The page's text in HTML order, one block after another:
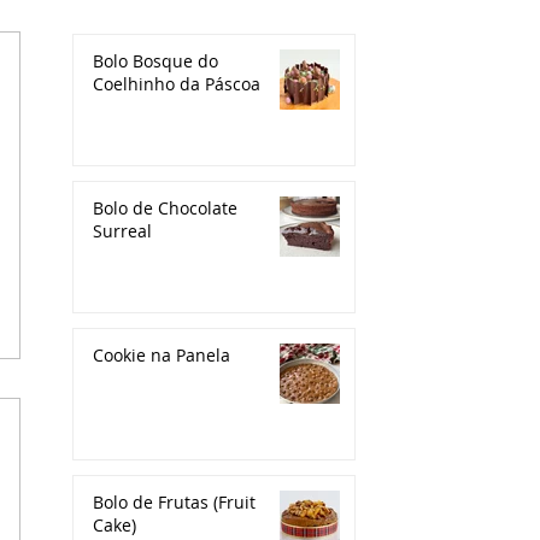
Bolo Bosque do
Coelhinho da Páscoa
Bolo de Chocolate
Surreal
Cookie na Panela
Bolo de Frutas (Fruit
Cake)